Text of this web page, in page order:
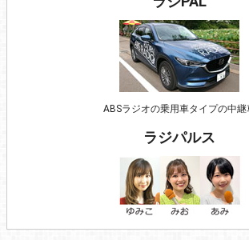
ABSラジオの乗用車タイプの中継
ラジパルス